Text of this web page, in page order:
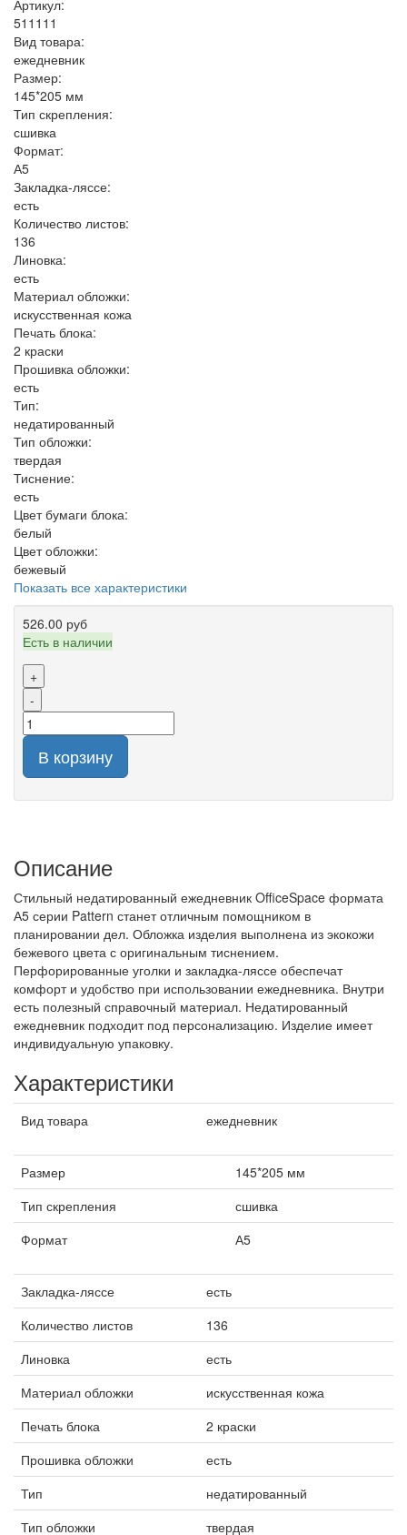
Артикул:
511111
Вид товара:
ежедневник
Размер:
145*205 мм
Тип скрепления:
сшивка
Формат:
А5
Закладка-ляссе:
есть
Количество листов:
136
Линовка:
есть
Материал обложки:
искусственная кожа
Печать блока:
2 краски
Прошивка обложки:
есть
Тип:
недатированный
Тип обложки:
твердая
Тиснение:
есть
Цвет бумаги блока:
белый
Цвет обложки:
бежевый
Показать все характеристики
526.00 руб
Есть в наличии
+
-
В корзину
Описание
Стильный недатированный ежедневник OfficeSpace формата
А5 серии Pattern станет отличным помощником в
планировании дел. Обложка изделия выполнена из экокожи
бежевого цвета с оригинальным тиснением.
Перфорированные уголки и закладка-ляссе обеспечат
комфорт и удобство при использовании ежедневника. Внутри
есть полезный справочный материал. Недатированный
ежедневник подходит под персонализацию. Изделие имеет
индивидуальную упаковку.
Характеристики
Вид товара ежедневник
Размер
145*205 мм
Тип скрепления
сшивка
Формат
А5
Закладка-ляссе
есть
Количество листов
136
Линовка
есть
Материал обложки
искусственная кожа
Печать блока
2 краски
Прошивка обложки
есть
Тип
недатированный
Тип обложки
твердая